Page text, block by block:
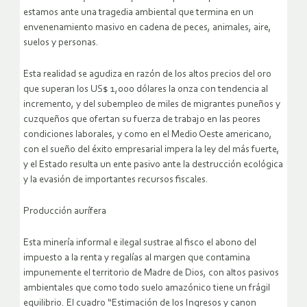
estamos ante una tragedia ambiental que termina en un
envenenamiento masivo en cadena de peces, animales, aire,
suelos y personas.
Esta realidad se agudiza en razón de los altos precios del oro
que superan los US$ 1,000 dólares la onza con tendencia al
incremento, y del subempleo de miles de migrantes puneños y
cuzqueños que ofertan su fuerza de trabajo en las peores
condiciones laborales, y como en el Medio Oeste americano,
con el sueño del éxito empresarial impera la ley del más fuerte,
y el Estado resulta un ente pasivo ante la destrucción ecológica
y la evasión de importantes recursos fiscales.
Producción aurífera
Esta minería informal e ilegal sustrae al fisco el abono del
impuesto a la renta y regalías al margen que contamina
impunemente el territorio de Madre de Dios, con altos pasivos
ambientales que como todo suelo amazónico tiene un frágil
equilibrio. El cuadro “Estimación de los Ingresos y canon